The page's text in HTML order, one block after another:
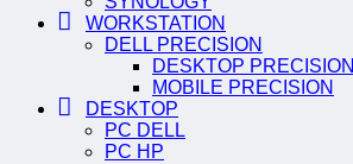
WORKSTATION
DELL PRECISION
DESKTOP PRECISION
MOBILE PRECISION
DESKTOP
PC DELL
PC HP